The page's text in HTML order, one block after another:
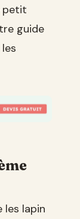
petit
guide
les lapin